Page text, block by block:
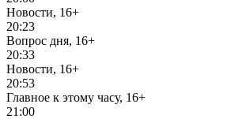
Новости, 16+
20:23
Вопрос дня, 16+
20:33
Новости, 16+
20:53
Главное к этому часу, 16+
21:00